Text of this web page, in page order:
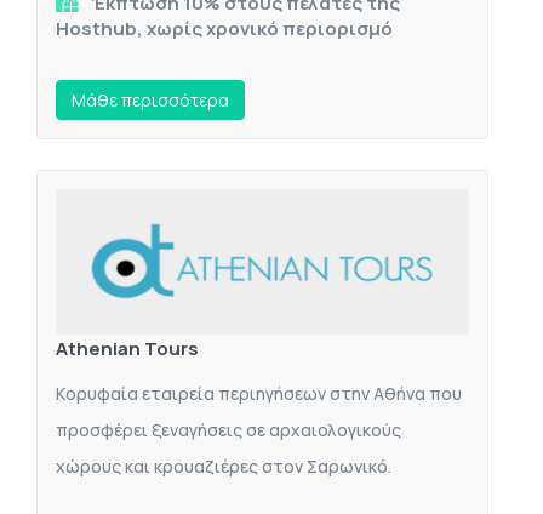
Hosthub, χωρίς χρονικό περιορισμό
Mάθε περισσότερα
Athenian Tours
Kορυφαία εταιρεία περιηγήσεων στην Αθήνα που
προσφέρει ξεναγήσεις σε αρχαιολογικούς
χώρους και κρουαζιέρες στον Σαρωνικό.